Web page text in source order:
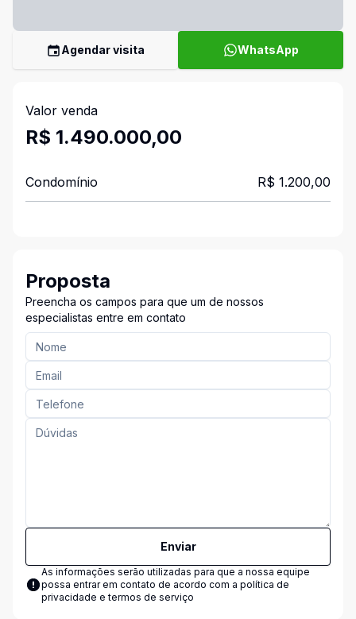
Agendar visita WhatsApp
Valor venda
R$ 1.490.000,00
Condomínio R$ 1.200,00
Proposta
Preencha os campos para que um de nossos
especialistas entre em contato
Enviar
As informações serão utilizadas para que a nossa equipe
possa entrar em contato de acordo com a política de
privacidade e termos de serviço